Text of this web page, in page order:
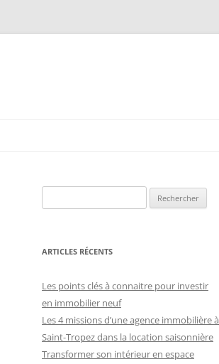
ARTICLES RÉCENTS
Les points clés à connaitre pour investir
en immobilier neuf
Les 4 missions d’une agence immobilière à
Saint-Tropez dans la location saisonnière
Transformer son intérieur en espace